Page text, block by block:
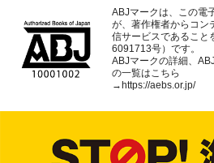
ABJマークは、この電
が、著作権者からコン
信サービスであること
6091713号）です。
ABJマークの詳細、
の一覧はこちら
→ https://aebs.or.jp/